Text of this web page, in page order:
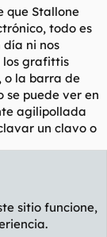
ahora hay
que
siempre ha
plataformas
pero la
era más
más simple,
sí. En fin,
opináis al
que Stallone
todo es
ni nos
los grafittis
o la barra de
se puede ver en
agilipollada
un clavo o
el post.
sitio funcione,